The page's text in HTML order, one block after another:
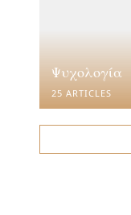
Ψυχολογία
25 ARTICLES